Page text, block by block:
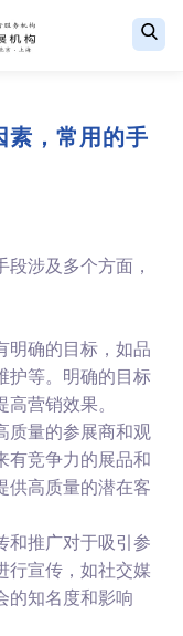
素，常用的手
涉及多个方面，
确的目标，如品
护等。明确的目标
营销效果。
量的参展商和观
有竞争力的展品和
供高质量的潜在客
推广对于吸引参
行宣传，如社交媒
的知名度和影响